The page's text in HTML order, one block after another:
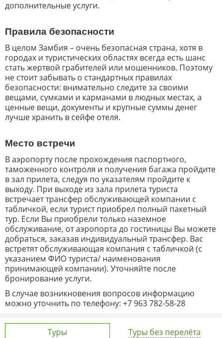
дополнительные услуги.
Правила безопасности
В целом Замбия – очень безопасная страна, хотя в
городах и туристических областях всегда есть шанс
стать жертвой грабителей или мошенников. Поэтому
не стоит забывать о стандартных правилах
безопасности: внимательно следите за своими
вещами, сумками и карманами в людных местах, а
ценные вещи, документы и крупные суммы денег
лучше хранить в сейфе отеля.
Место встречи
В аэропорту после прохождения паспортного,
таможенного контроля и получения багажа пройдите
в зал прилета, следуя по указателям пройдите к
выходу. При выходе из зала прилета туриста
встречает трансфер обслуживающей компании с
табличкой, если турист приобрел полный пакетный
тур. Если Вы приобрели только наземное
обслуживание, от аэропорта до гостиницы Вы можете
добраться, заказав индивидуальный трансфер. Вас
встретят обслуживающая компания с табличкой (с
указанием ФИО туриста/ наименования
принимающей компании). Уточняйте после
бронирование услуги.
В случае возникновения вопросов информацию
можно уточнить по телефону: +7 963 782-58-28
Туры
Туры без перелёта